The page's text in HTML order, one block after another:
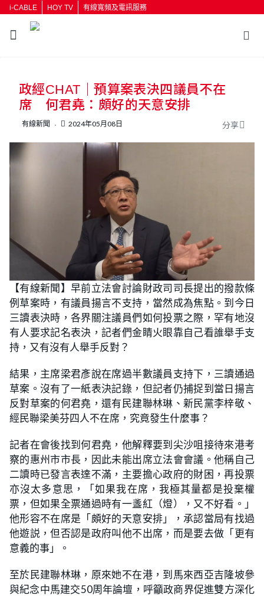
i-CABLE HOY TV 有線寬頻及電訊服務
按輸入鍵開始搜尋
政經CHAT｜預算案表決四議員不在
席 何君堯：頗好的天意安排
有線新聞 2024年05月08日 分享
【有線新聞】早前立法會討論財政司司長提出的撥款條
例草案時，有議員揚言不支持，當然成為焦點。到今日
三讀表決時，各界關注議員們如何投票之際，罕有地沒
有人要求記名表決，記者們金睛火眼靠自己看誰舉手支
持，又有沒有人舉手反對？
結果，主席梁君彥說在席過半數議員支持下，三讀通過
草案。沒有了一紙表決記錄，但記者仍捕捉到當日揚言
反對草案的何君堯，還有民建聯林琳、新民黨李梓敬、
經民聯梁美芬四人不在席，究竟發生什麼事？
記者在會後找到何君堯，他解釋要到尖沙咀接待來港考
察的惠州市市長，因此未能出席立法會會議。他稱自己
二讀時已發言表達不滿，主要擔心政府的財困，再投票
亦沒太多意思，「如果我在席，我極其量都是投棄權
票，但如果全票通過時有一盞紅（燈），又不好看。」
他形容不在席是「頗好的天意安排」，承認當局有找過
他遊説，但否認是政府叫他不出席，而是要去做「更有
意義的事」。
至於民建聯林琳，原來她不在港，到馬來西亞吉隆坡參
與紀念中馬建交50周年論壇，呼籲政商界促進雙方深化